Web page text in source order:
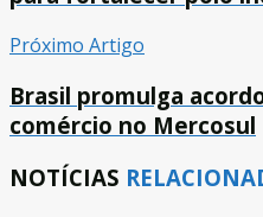
Próximo Artigo
Brasil promulga
comércio no Mercosul
NOTÍCIAS